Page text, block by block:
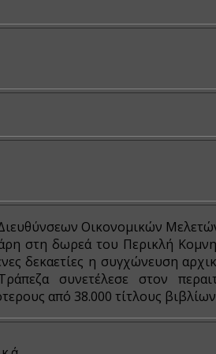
Οικονομικών
στη δωρεά του Περικλή
δεκαετίες η συγχώνευση
συνετέλεσε στον
από 38.000 τίτλους